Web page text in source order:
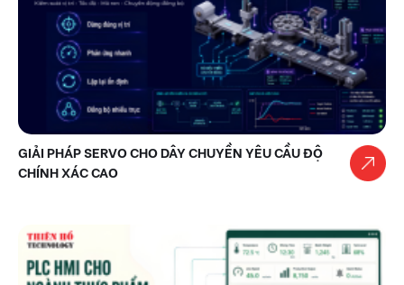
GIẢI PHÁP SERVO CHO DÂY CHUYỀN YÊU CẦU ĐỘ
CHÍNH XÁC CAO